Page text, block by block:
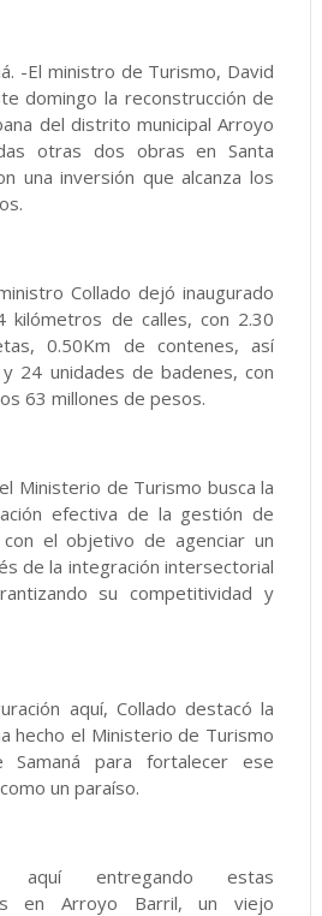
-El ministro de Turismo, David
domingo la reconstrucción de
del distrito municipal Arroyo
otras dos obras en Santa
una inversión que alcanza los
Collado dejó inaugurado
kilómetros de calles, con 2.30
0.50Km de contenes, así
24 unidades de badenes, con
63 millones de pesos.
Ministerio de Turismo busca la
efectiva de la gestión de
el objetivo de agenciar un
de la integración intersectorial
su competitividad y
aquí, Collado destacó la
hecho el Ministerio de Turismo
para fortalecer ese
un paraíso.
aquí entregando estas
en Arroyo Barril, un viejo